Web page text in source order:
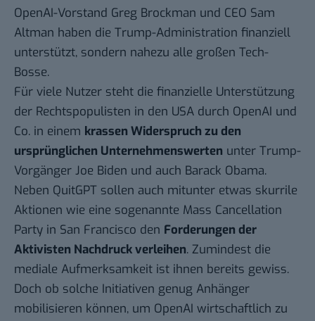
OpenAI-Vorstand Greg Brockman und CEO Sam
Altman haben die Trump-Administration finanziell
unterstützt, sondern nahezu alle großen Tech-
Bosse.
Für viele Nutzer steht die finanzielle Unterstützung
der Rechtspopulisten in den USA durch OpenAI und
Co. in einem krassen Widerspruch zu den
ursprünglichen Unternehmenswerten unter Trump-
Vorgänger Joe Biden und auch Barack Obama.
Neben QuitGPT sollen auch mitunter etwas skurrile
Aktionen wie eine sogenannte Mass Cancellation
Party in San Francisco den Forderungen der
Aktivisten Nachdruck verleihen. Zumindest die
mediale Aufmerksamkeit ist ihnen bereits gewiss.
Doch ob solche Initiativen genug Anhänger
mobilisieren können, um OpenAI wirtschaftlich zu